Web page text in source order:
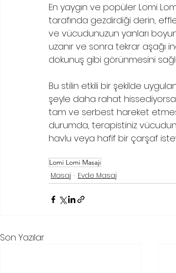
En yaygın ve popüler Lomi
tarafında gezdirdiği derin,
ve vücudunuzun yanları
uzanır ve sonra tekrar aşağı
dokunuş gibi görünmesini
Bu stilin etkili bir şekilde
şeyle daha rahat
tam ve serbest hareket
durumda, terapistiniz
havlu veya hafif bir çarşaf
Lomi Lomi Masajı
Masaj Evde Masaj
Son Yazılar